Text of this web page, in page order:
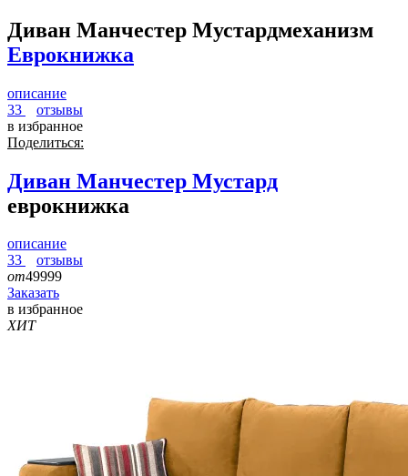
Диван Манчестер Мустардмеханизм
Еврокнижка
описание
33
отзывы
в избранное
Поделиться:
Диван Манчестер Мустард
еврокнижка
описание
33
отзывы
от49999
Заказать
в избранное
ХИТ